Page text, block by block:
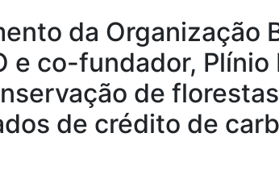
da Organização
e co-fundador, Plínio
de
de crédito de